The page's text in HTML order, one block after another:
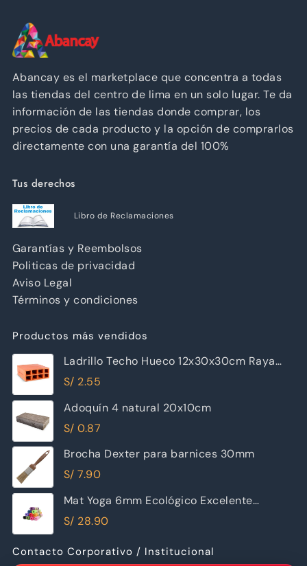
Abancay es el marketplace que concentra a todas
las tiendas del centro de lima en un solo lugar. Te da
información de las tiendas donde comprar, los
precios de cada producto y la opción de comprarlos
directamente con una garantía del 100%
Tus derechos
Libro de Reclamaciones
Garantías y Reembolsos
Politicas de privacidad
Aviso Legal
Términos y condiciones
Productos más vendidos
Ladrillo Techo Hueco 12x30x30cm Raya
Piramide
S/ 2.55
Adoquín 4 natural 20x10cm
S/ 0.87
Brocha Dexter para barnices 30mm
S/ 7.90
Mat Yoga 6mm Ecológico Excelente
Calidad
S/ 28.90
Contacto Corporativo / Institucional